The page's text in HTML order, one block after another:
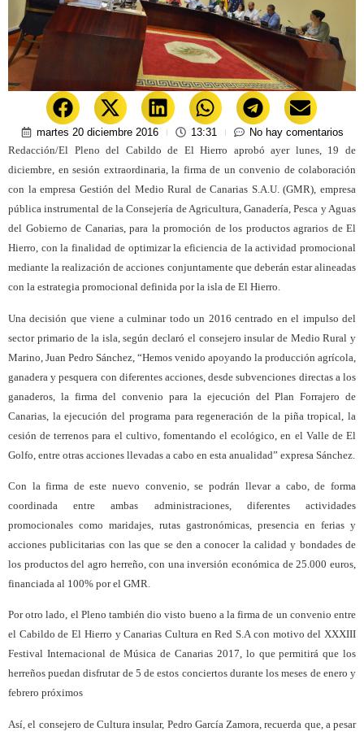
martes 20 diciembre 2016 13:31
No hay comentarios
Redacción/El Pleno del Cabildo de El Hierro aprobó ayer lunes, 19 de
diciembre, en sesión extraordinaria, la firma de un convenio de colaboración
con la empresa Gestión del Medio Rural de Canarias S.A.U. (GMR), empresa
pública instrumental de la Consejería de Agricultura, Ganadería, Pesca y Aguas
del Gobierno de Canarias, para la promoción de los productos agrarios de El
Hierro, con la finalidad de optimizar la eficiencia de la actividad promocional
mediante la realización de acciones conjuntamente que deberán estar alineadas
con la estrategia promocional definida por la isla de El Hierro.
Una decisión que viene a culminar todo un 2016 centrado en el impulso del
sector primario de la isla, según declaró el consejero insular de Medio Rural y
Marino, Juan Pedro Sánchez, “Hemos venido apoyando la producción agrícola,
ganadera y pesquera con diferentes acciones, desde subvenciones directas a los
ganaderos, la firma del convenio para la ejecución del Plan Forrajero de
Canarias, la ejecución del programa para regeneración de la piña tropical, la
cesión de terrenos para el cultivo, fomentando el ecológico, en el Valle de El
Golfo, entre otras acciones llevadas a cabo en esta anualidad” expresa Sánchez.
Con la firma de este nuevo convenio, se podrán llevar a cabo, de forma
coordinada entre ambas administraciones, diferentes actividades
promocionales como maridajes, rutas gastronómicas, presencia en ferias y
acciones publicitarias con las que se den a conocer la calidad y bondades de
los productos del agro herreño, con una inversión económica de 25.000 euros,
financiada al 100% por el GMR.
Por otro lado, el Pleno también dio visto bueno a la firma de un convenio entre
el Cabildo de El Hierro y Canarias Cultura en Red S.A con motivo del XXXIII
Festival Internacional de Música de Canarias 2017, lo que permitirá que los
herreños puedan disfrutar de 5 de estos conciertos durante los meses de enero y
febrero próximos
Así, el consejero de Cultura insular, Pedro García Zamora, recuerda que, a pesar